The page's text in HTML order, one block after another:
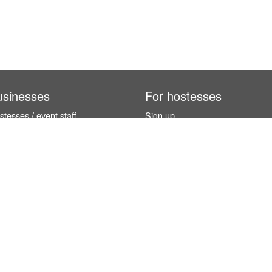
/ event staff
For hostesses
Sign up